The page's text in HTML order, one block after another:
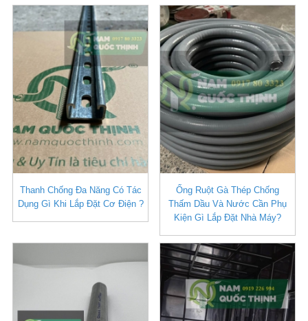
Thanh Chống Đa Năng Có Tác
Dụng Gì Khi Lắp Đặt Cơ Điện ?
Ống Ruột Gà Thép Chống
Thấm Dầu Và Nước Cần Phụ
Kiện Gì Lắp Đặt Nhà Máy?